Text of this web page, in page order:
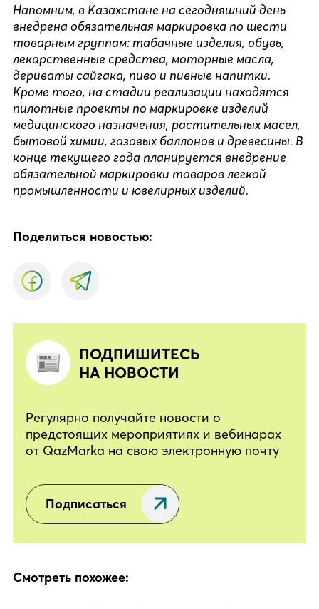
Напомним, в Казахстане на сегодняшний день
внедрена обязательная маркировка по шести
товарным группам: табачные изделия, обувь,
лекарственные средства, моторные масла,
дериваты сайгака, пиво и пивные напитки.
Кроме того, на стадии реализации находятся
пилотные проекты по маркировке изделий
медицинского назначения, растительных масел,
бытовой химии, газовых баллонов и древесины. В
конце текущего года планируется внедрение
обязательной маркировки товаров легкой
промышленности и ювелирных изделий.
Поделиться новостью:
ПОДПИШИТЕСЬ
НА НОВОСТИ
Регулярно получайте новости о
предстоящих мероприятиях и вебинарах
от QazMarka на свою электронную почту
Подписаться
Смотреть похожее: